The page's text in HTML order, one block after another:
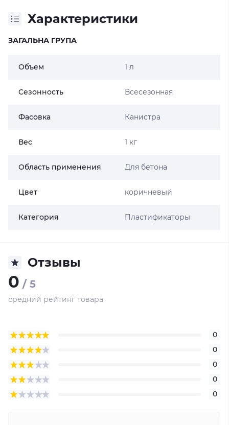
Характеристики
ЗАГАЛЬНА ГРУПА
Объем 1 л
Сезонность Всесезонная
Фасовка Канистра
Вес 1 кг
Область применения Для бетона
Цвет коричневый
Категория Пластификаторы
Отзывы
0 / 5
средний рейтинг товара
0
0
0
0
0